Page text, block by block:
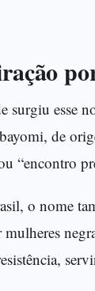
surgiu esse
de
“encontro
o nome